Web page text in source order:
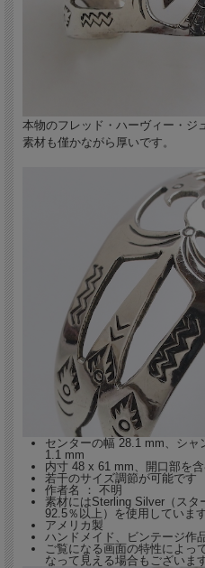
表面全体にうっすらと使用感はあります
ていたと思われます。年式から考えると
本物のフレッド・ハーヴィー・ジ
素材も僅かながら厚いです。
センターの幅 28.1 mm、シャ
1.1 mm
内寸 48 x 61 mm、開口部を
若干のサイズ調節が可能です
作者名 ： 不明
素材にはSterling Silver（ス
92.5％以上）を使用していま
アメリカ製
ハンドメイド、ビンテージ作
ご覧になる画面の特性によっ
なって見える場合もございま